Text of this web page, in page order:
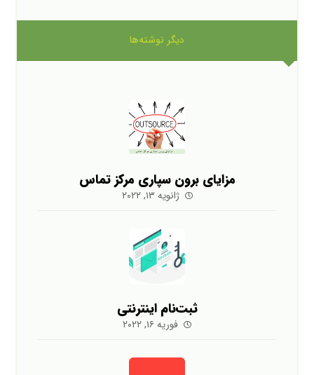
دیگر نوشته‌ها
مزایای برون سپاری مرکز تماس
ژانویه ۱۳, ۲۰۲۲
ثبت‌نام اینترنتی
فوریه ۱۶, ۲۰۲۲